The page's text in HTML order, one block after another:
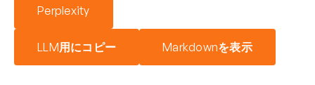
Perplexity
LLM用にコピー Markdownを表示